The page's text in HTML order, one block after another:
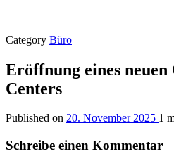
Category Büro
Eröffnung eines neuen
Centers
Published on 20. November 2025 1
Schreibe einen Kommentar